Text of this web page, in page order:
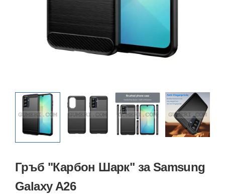
Гръб "Карбон Шарк" за Samsung
Galaxy A26